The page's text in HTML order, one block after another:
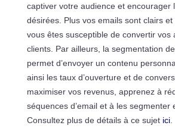
captiver votre audience et encourager
désirées. Plus vos emails sont clairs
vous êtes susceptible de convertir vos
clients. Par ailleurs, la segmentation
permet d’envoyer un contenu
ainsi les taux d’ouverture et de
maximiser vos revenus, apprenez à
séquences d’email et à les segmenter
Consultez plus de détails à ce sujet ici.